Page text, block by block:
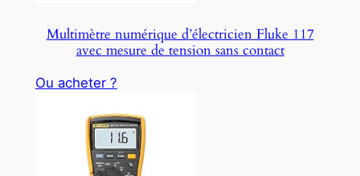
Multimètre numérique d’électricien Fluke 117
avec mesure de tension sans contact
Ou acheter ?